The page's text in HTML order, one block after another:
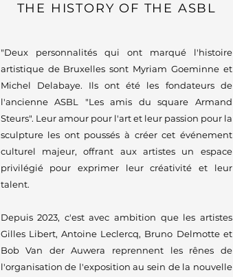
THE HISTORY OF THE ASBL
"Deux personnalités qui ont marqué l'histoire
artistique de Bruxelles sont Myriam Goeminne et
Michel Delabaye. Ils ont été les fondateurs de
l'ancienne ASBL "Les amis du square Armand
Steurs". Leur amour pour l'art et leur passion pour la
sculpture les ont poussés à créer cet événement
culturel majeur, offrant aux artistes un espace
privilégié pour exprimer leur créativité et leur
talent.
Depuis 2023, c'est avec ambition que les artistes
Gilles Libert, Antoine Leclercq, Bruno Delmotte et
Bob Van der Auwera reprennent les rênes de
l'organisation de l'exposition au sein de la nouvelle